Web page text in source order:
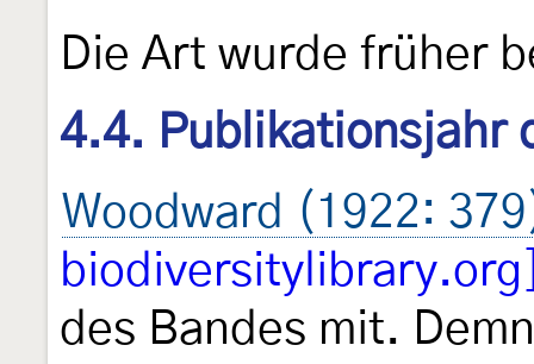
Die Art wurde früher
4.4. Publikationsjahr
Woodward (1922:
des Bandes mit.